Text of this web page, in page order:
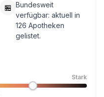
🏪 Bundesweit
verfügbar: aktuell in
126 Apotheken
gelistet.
Stark